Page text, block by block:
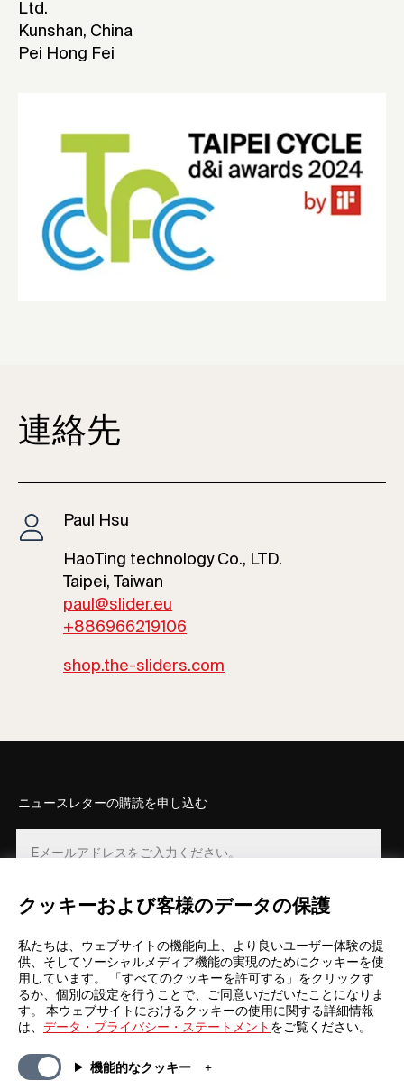
クッキーおよび客様のデータの保護
私たちは、ウェブサイトの機能向上、より良いユーザー体験の提
供、そしてソーシャルメディア機能の実現のためにクッキーを使
用しています。 「すべてのクッキーを許可する」をクリックす
るか、個別の設定を行うことで、ご同意いただいたことになりま
す。 本ウェブサイトにおけるクッキーの使用に関する詳細情報
は、 データ・プライバシー・ステートメント をご覧ください。
機能的なクッキー
Ltd.
Kunshan, China
Pei Hong Fei
連絡先
Paul Hsu
HaoTing technology Co., LTD.
Taipei, Taiwan
paul@slider.eu
+886966219106
shop.the-sliders.com
ニュースレターの購読を申し込む
登録